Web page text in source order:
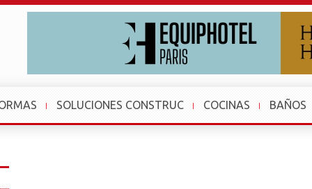
SOLUCIONES CONSTRUC COCINAS BAÑOS